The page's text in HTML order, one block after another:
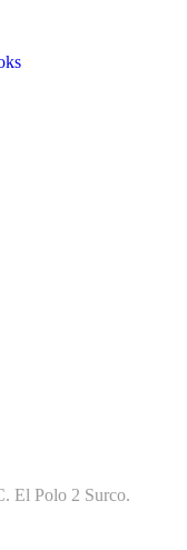
El Polo 2 Surco.